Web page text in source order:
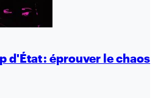
d'État : éprouver le chaos